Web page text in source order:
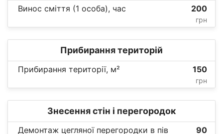
Винос сміття (1 особа), час 200
грн
Прибирання територій
Прибирання території, м² 150
грн
Знесення стін і перегородок
Демонтаж цегляної перегородки в пів
90